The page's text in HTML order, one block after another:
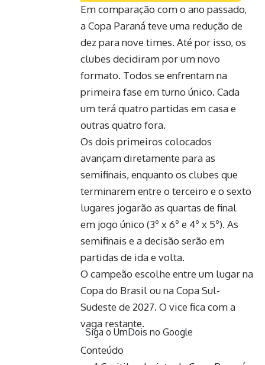
Em comparação com o ano passado,
a Copa Paraná teve uma redução de
dez para nove times. Até por isso, os
clubes decidiram por um novo
formato. Todos se enfrentam na
primeira fase em turno único. Cada
um terá quatro partidas em casa e
outras quatro fora.
Os dois primeiros colocados
avançam diretamente para as
semifinais, enquanto os clubes que
terminarem entre o terceiro e o sexto
lugares jogarão as quartas de final
em jogo único (3º x 6º e 4º x 5º). As
semifinais e a decisão serão em
partidas de ida e volta.
O campeão escolhe entre um lugar na
Copa do Brasil ou na Copa Sul-
Sudeste de 2027. O vice fica com a
vaga restante.
Siga o UmDois no Google
Conteúdo